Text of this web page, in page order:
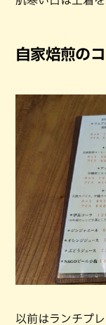
自家焙煎の
以前はランチプ